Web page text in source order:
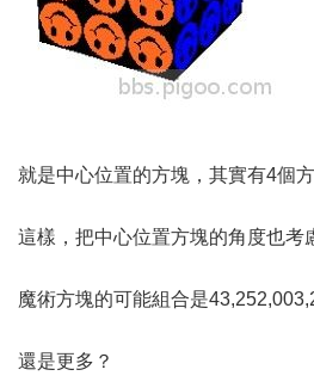
就是中心位置的方塊，其實有4個
這樣，把中心位置方塊的角度也考
魔術方塊的可能組合是
還是更多？